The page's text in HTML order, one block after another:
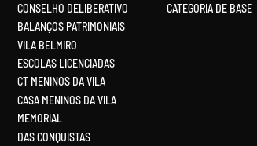
CONSELHO DELIBERATIVO
BALANÇOS PATRIMONIAIS
VILA BELMIRO
ESCOLAS LICENCIADAS
CT MENINOS DA VILA
CASA MENINOS DA VILA
MEMORIAL
DAS CONQUISTAS
CATEGORIA DE BASE